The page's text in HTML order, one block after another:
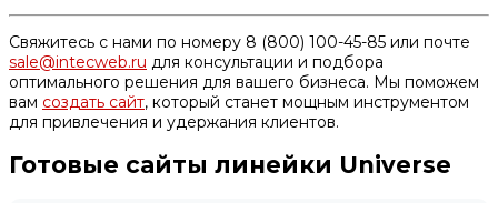
Свяжитесь с нами по номеру 8 (800) 100-45-85 или почте
sale@intecweb.ru для консультации и подбора
оптимального решения для вашего бизнеса. Мы поможем
вам создать сайт, который станет мощным инструментом
для привлечения и удержания клиентов.
Готовые сайты линейки Universe